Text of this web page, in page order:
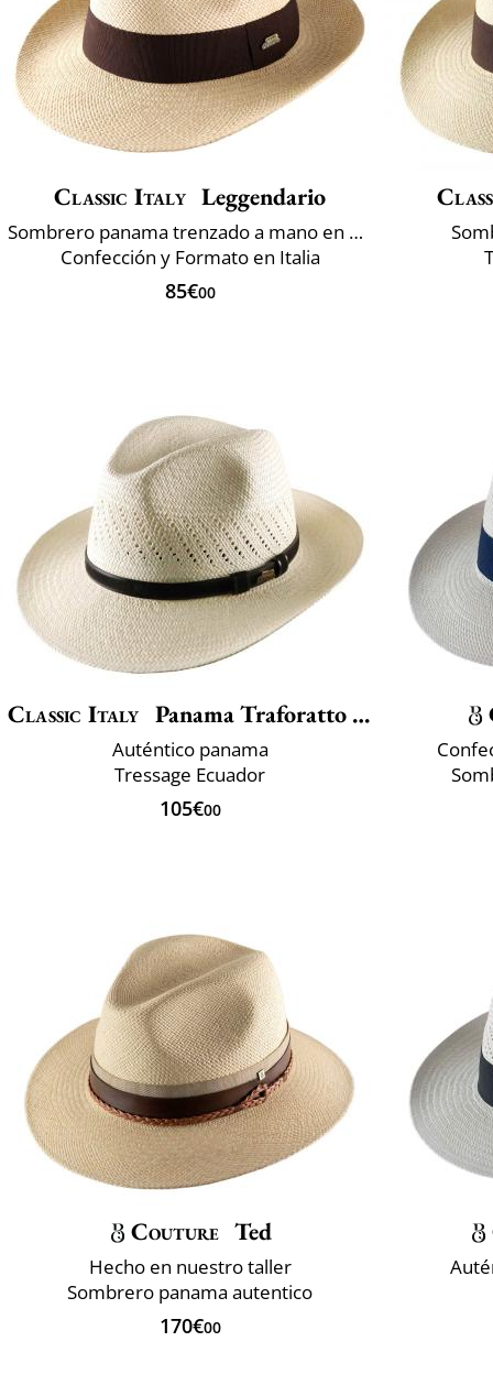
Classic Italy Leggendario
Sombrero panama trenzado a mano en Ecuador
Confección y Formato en Italia
85€00
Classic Italy Panama Traforatto Belt
Auténtico panama
Tressage Ecuador
105€00
Couture Ted
Hecho en nuestro taller
Sombrero panama autentico
170€00